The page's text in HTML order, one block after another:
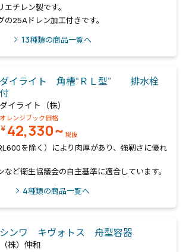
チレン製です。
の25Aドレン加工付きです。
13種類の商品一覧へ
ダイライト 角槽“ＲＬ型” 排水栓
付
ダイライト（株）
オレンジブック価格
￥42,330~ 税抜
を除く）により肉厚があり、強靭さに優れ
など衛生協議会の自主基準に適合しています。
4種類の商品一覧へ
シンワ キヴォトス 舟型容器
（株）伸和